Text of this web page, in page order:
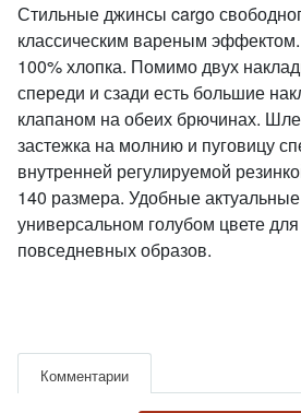
Стильные джинсы cargo
классическим вареным
100% хлопка. Помимо двух
спереди и сзади есть большие
клапаном на обеих брючинах.
застежка на молнию и пуговицу
внутренней регулируемой
140 размера. Удобные
универсальном голубом цвете
повседневных образов.
Комментарии